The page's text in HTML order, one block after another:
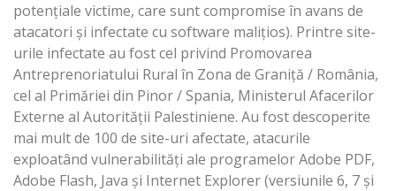
potenţiale victime, care sunt compromise în avans de
atacatori şi infectate cu software maliţios). Printre site-
urile infectate au fost cel privind Promovarea
Antreprenoriatului Rural în Zona de Graniţă / România,
cel al Primăriei din Pinor / Spania, Ministerul Afacerilor
Externe al Autorităţii Palestiniene. Au fost descoperite
mai mult de 100 de site-uri afectate, atacurile
exploatând vulnerabilităţi ale programelor Adobe PDF,
Adobe Flash, Java şi Internet Explorer (versiunile 6, 7 şi